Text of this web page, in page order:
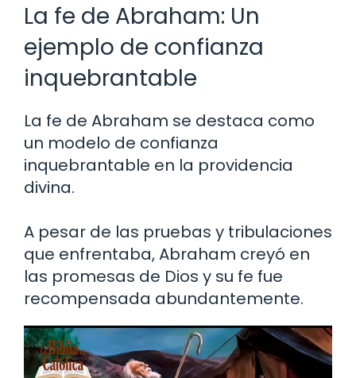
La fe de Abraham: Un
ejemplo de confianza
inquebrantable
La fe de Abraham se destaca como
un modelo de confianza
inquebrantable en la providencia
divina.
A pesar de las pruebas y tribulaciones
que enfrentaba, Abraham creyó en
las promesas de Dios y su fe fue
recompensada abundantemente.